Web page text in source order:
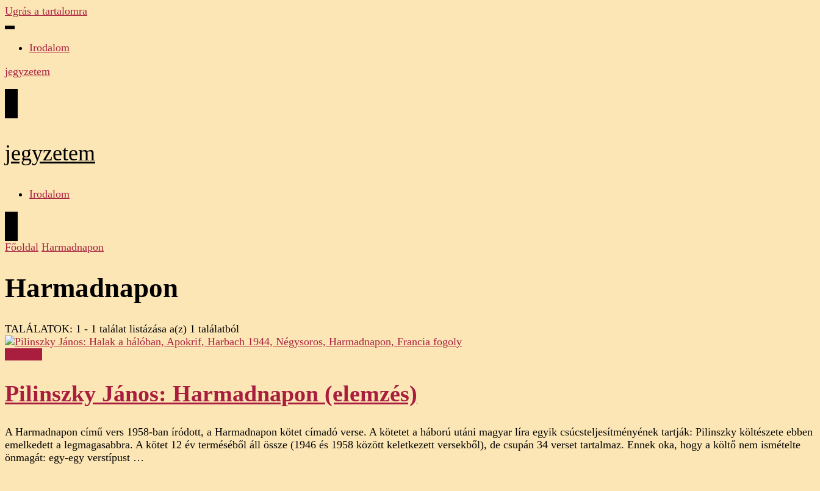
Ugrás a tartalomra
Irodalom
jegyzetem
jegyzetem
Irodalom
Főoldal Harmadnapon
Harmadnapon
TALÁLATOK: 1 - 1 találat listázása a(z) 1 találatból
Pilinszky János: Harmadnapon (elemzés)
A Harmadnapon című vers 1958-ban íródott, a Harmadnapon kötet címadó verse. A kötetet a háború utáni magyar líra egyik csúcsteljesítményének tartják: Pilinszky költészete ebben
emelkedett a legmagasabbra. A kötet 12 év terméséből áll össze (1946 és 1958 között keletkezett versekből), de csupán 34 verset tartalmaz. Ennek oka, hogy a költő nem ismételte
önmagát: egy-egy verstípust …